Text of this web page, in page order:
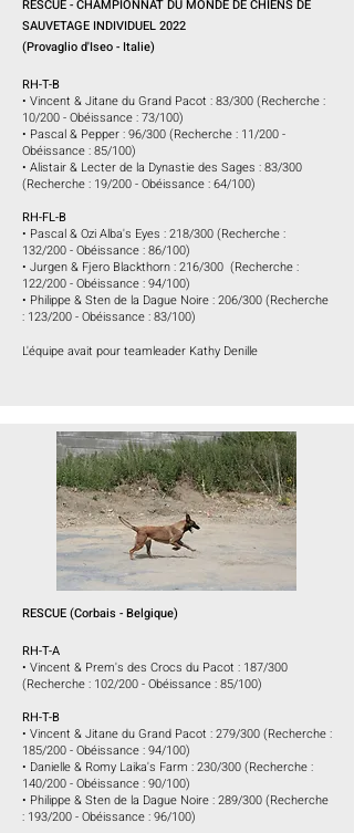
RESCUE - CHAMPIONNAT DU MONDE DE CHIENS DE
SAUVETAGE INDIVIDUEL 2022
(Provaglio d'Iseo - Italie)
RH-T-B
• Vincent & Jitane du Grand Pacot : 83/300 (Recherche :
10/200 - Obéissance : 73/100)
• Pascal & Pepper : 96/300 (Recherche : 11/200 -
Obéissance : 85/100)
• Alistair & Lecter de la Dynastie des Sages : 83/300
(Recherche : 19/200 - Obéissance : 64/100)
RH-FL-B
• Pascal & Ozi Alba's Eyes : 218/300 (Recherche :
132/200 - Obéissance : 86/100)
• Jurgen & Fjero Blackthorn : 216/300 (Recherche :
122/200 - Obéissance : 94/100)
• Philippe & Sten de la Dague Noire : 206/300 (Recherche
: 123/200 - Obéissance : 83/100)
L'équipe avait pour teamleader Kathy Denille
RESCUE (Corbais - Belgique)
RH-T-A
• Vincent & Prem's des Crocs du Pacot : 187/300
(Recherche : 102/200 - Obéissance : 85/100)
RH-T-B
• Vincent & Jitane du Grand Pacot : 279/300 (Recherche :
185/200 - Obéissance : 94/100)
• Danielle & Romy Laika's Farm : 230/300 (Recherche :
140/200 - Obéissance : 90/100)
• Philippe & Sten de la Dague Noire : 289/300 (Recherche
: 193/200 - Obéissance : 96/100)